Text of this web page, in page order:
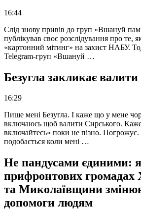
16:44
Слід знову привів до груп «Вшануй
публікував своє розслідування про те,
«картонний мітинг» на захист НАБУ.
Telegram-груп «Вшануй …
Безугла закликає
16:29
Пише мені Безугла. І каже що у мене
включаюсь щоб валити Сирського.
включайтесь» поки не пізно.
подобається коли мені …
Не пандусами єдиними:
прифронтових
та Миколаївщини
допомоги людям